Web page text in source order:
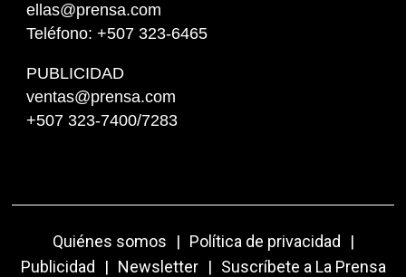
ellas@prensa.com
Teléfono: +507 323-6465
PUBLICIDAD
ventas@prensa.com
+507 323-7400/7283
Quiénes somos | Política de privacidad
|
Publicidad
| Newsletter | Suscríbete a La Prensa